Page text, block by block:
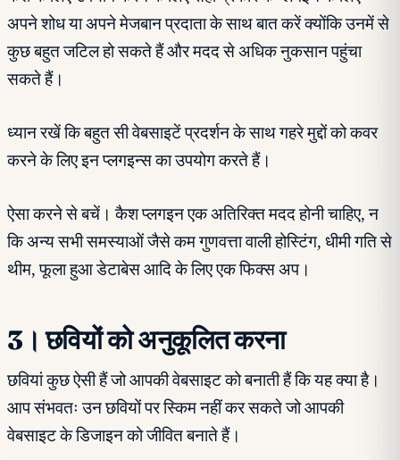
अपने शोध या अपने मेजबान प्रदाता के साथ बात करें क्योंकि उनमें से
कुछ बहुत जटिल हो सकते हैं और मदद से अधिक नुकसान पहुंचा
सकते हैं।
ध्यान रखें कि बहुत सी वेबसाइटें प्रदर्शन के साथ गहरे मुद्दों को कवर
करने के लिए इन प्लगइन्स का उपयोग करते हैं।
ऐसा करने से बचें। कैश प्लगइन एक अतिरिक्त मदद होनी चाहिए, न
कि अन्य सभी समस्याओं जैसे कम गुणवत्ता वाली होस्टिंग, धीमी गति से
थीम, फूला हुआ डेटाबेस आदि के लिए एक फिक्स अप।
3। छवियों को अनुकूलित करना
छवियां कुछ ऐसी हैं जो आपकी वेबसाइट को बनाती हैं कि यह क्या है।
आप संभवतः उन छवियों पर स्किम नहीं कर सकते जो आपकी
वेबसाइट के डिजाइन को जीवित बनाते हैं।